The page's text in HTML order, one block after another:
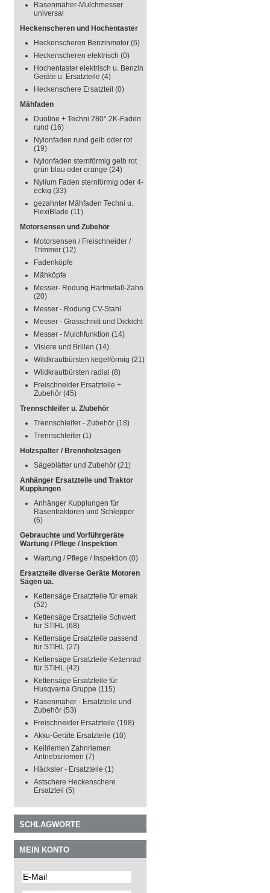
Rasenmäher-Mulchmesser
universal
Heckenscheren und Hochentaster
Heckenscheren Benzinmotor (6)
Heckenscheren elektrisch (0)
Hochentaster elektrisch u. Benzin
Geräte u. Ersatzteile (4)
Heckenschere Ersatzteil (0)
Mähfaden
Duoline + Techni 280° 2K-Faden
rund (16)
Nylonfaden rund gelb oder rot
(19)
Nylonfaden sternförmig gelb rot
grün blau oder orange (24)
Nylium Faden sternförmig oder 4-
eckig (33)
gezahnter Mähfaden Techni u.
FlexiBlade (11)
Motorsensen und Zubehör
Motorsensen / Freischneider /
Trimmer (12)
Fadenköpfe
Mähköpfe
Messer- Rodung Hartmetall-Zahn
(20)
Messer - Rodung CV-Stahl
Messer - Grasschnitt und Dickicht
Messer - Mulchfunktion (14)
Visiere und Brillen (14)
Wildkrautbürsten kegelförmig (21)
Wildkrautbürsten radial (8)
Freischneider Ersatzteile +
Zubehör (45)
Trennschleifer u. Z/ubehör
Trennschleifer - Zubehör (18)
Trennschleifer (1)
Holzspalter / Brennholzsägen
Sägeblätter und Zubehör (21)
Anhänger Ersatzteile und Traktor
Kupplungen
Anhänger Kupplungen für
Rasentraktoren und Schlepper
(6)
Gebrauchte und Vorführgeräte
Wartung / Pflege / Inspektion
Wartung / Pflege / Inspektion (0)
Ersatzteile diverse Geräte Motoren
Sägen ua.
Kettensäge Ersatzteile für emak
(52)
Kettensäge Ersatzteile Schwert
für STIHL (68)
Kettensäge Ersatzteile passend
für STIHL (27)
Kettensäge Ersatzteile Kettenrad
für STIHL (42)
Kettensäge Ersatzteile für
Husqvarna Gruppe (115)
Rasenmäher - Ersatzteile und
Zubehör (53)
Freischneider Ersatzteile (198)
Akku-Geräte Ersatzteile (10)
Keilriemen Zahnriemen
Antriebsriemen (7)
Häcksler - Ersatzteile (1)
Astschere Heckenschere
Ersatzteil (5)
SCHLAGWORTE
MEIN KONTO